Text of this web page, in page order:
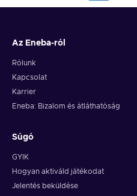
Az Eneba-ról
Rólunk
Kapcsolat
Karrier
Eneba: Bizalom és átláthatóság
Súgó
GYIK
Hogyan aktiváld játékodat
Jelentés beküldése